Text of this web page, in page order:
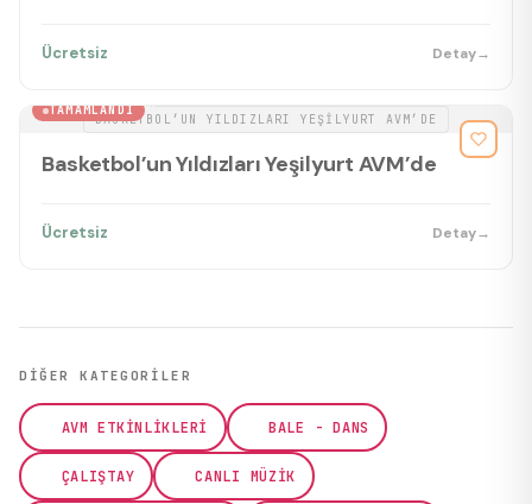
Ücretsiz Detay→
BASKETBOL’UN YILDIZLARI YEŞILYURT AVM’DE
TAMAMLANDI
AVM ETKINLIKLERI
Basketbol’un Yıldızları Yeşilyurt AVM’de
Ücretsiz Detay→
DIĞER KATEGORILER
AVM ETKINLIKLERI BALE - DANS
ÇALIŞTAY CANLI MÜZIK